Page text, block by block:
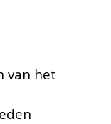
van het